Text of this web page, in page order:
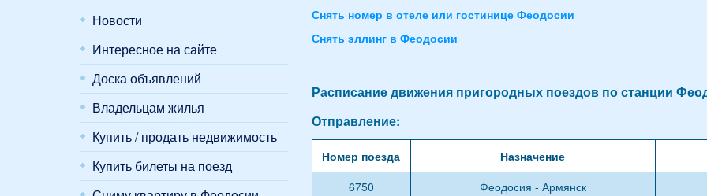
Новости
Интересное на сайте
Доска объявлений
Владельцам жилья
Купить / продать недвижимость
Купить билеты на поезд
Снять номер в отеле или гостинице Феодосии
Снять эллинг в Феодосии
Расписание движения пригородных поездов по станции
Отправление:
Номер поезда Назначение
6750
Феодосия - Армянск